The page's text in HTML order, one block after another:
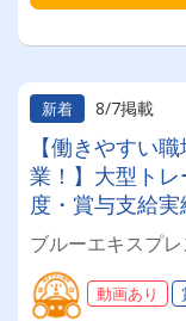
新着 8/7掲載
【働きやすい
業！】大型ト
度・賞与支給
できる環境で
無く、週休二
ブルーエキスプ
動画あり